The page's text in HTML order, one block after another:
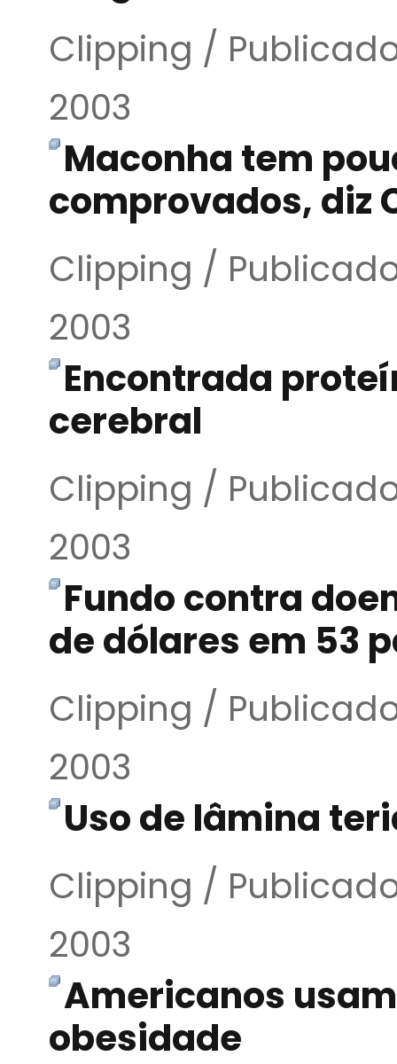
Clipping /
2003
Maconha tem
comprovados, diz
Clipping /
2003
Encontrada
cerebral
Clipping /
2003
Fundo contra
de dólares em 53
Clipping /
2003
Uso de lâmina
Clipping /
2003
Americanos
obesidade